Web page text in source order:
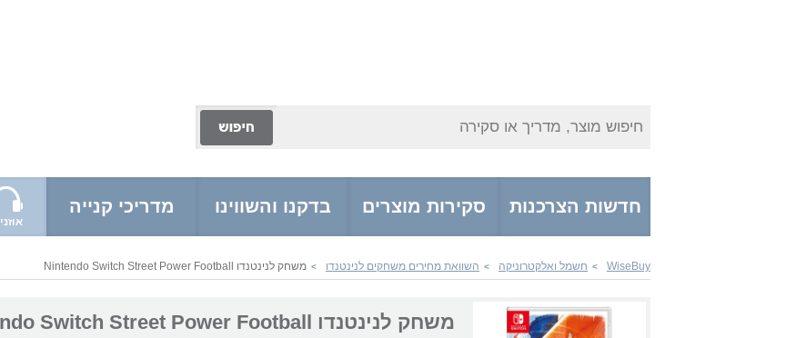
חיפוש מוצר, מדריך או סקירה
חדשות הצרכנות סקירות מוצרים בדקנו והשווינו מדריכי קנייה
WiseBuy
> חשמל ואלקטרוניקה > השוואת מחירים משחקים לנינטנדו > משחק לנינטנדו Nintendo Switch Street Power Football
משחק לנינטנדו Nintendo Switch Street Power Football